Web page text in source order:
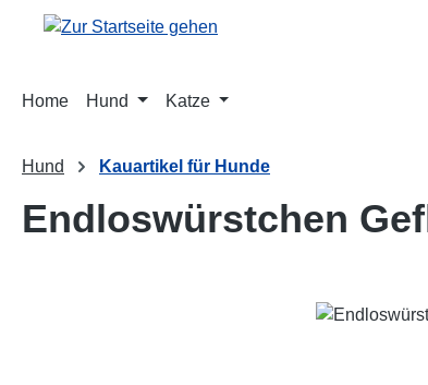
Hauptinhalt springen
Zur Suche springen
Zur Hauptnavigation springen
Home Hund Katze
Hund Kauartikel für Hunde
Endloswürstchen